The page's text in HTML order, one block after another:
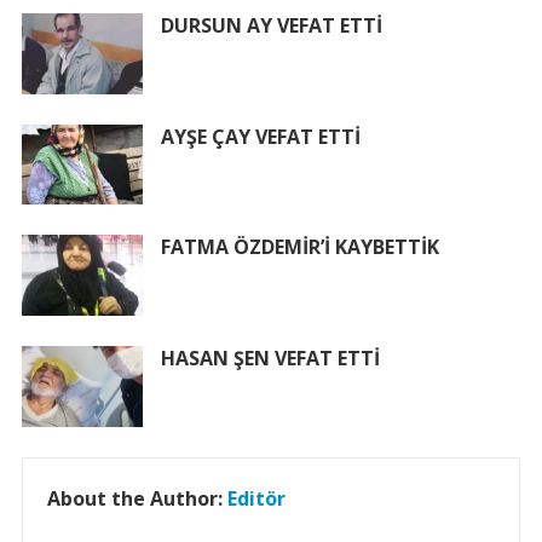
DURSUN AY VEFAT ETTİ
AYŞE ÇAY VEFAT ETTİ
FATMA ÖZDEMİR’İ KAYBETTİK
HASAN ŞEN VEFAT ETTİ
About the Author: Editör